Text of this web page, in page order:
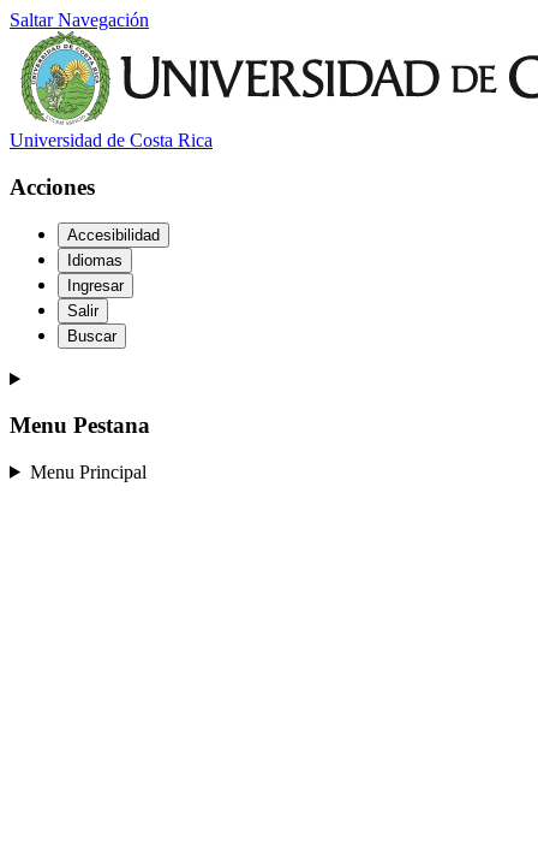
Saltar Navegación
Universidad de Costa Rica
Acciones
Accesibilidad
Idiomas
Ingresar
Salir
Buscar
Menu Pestana
Menu Principal